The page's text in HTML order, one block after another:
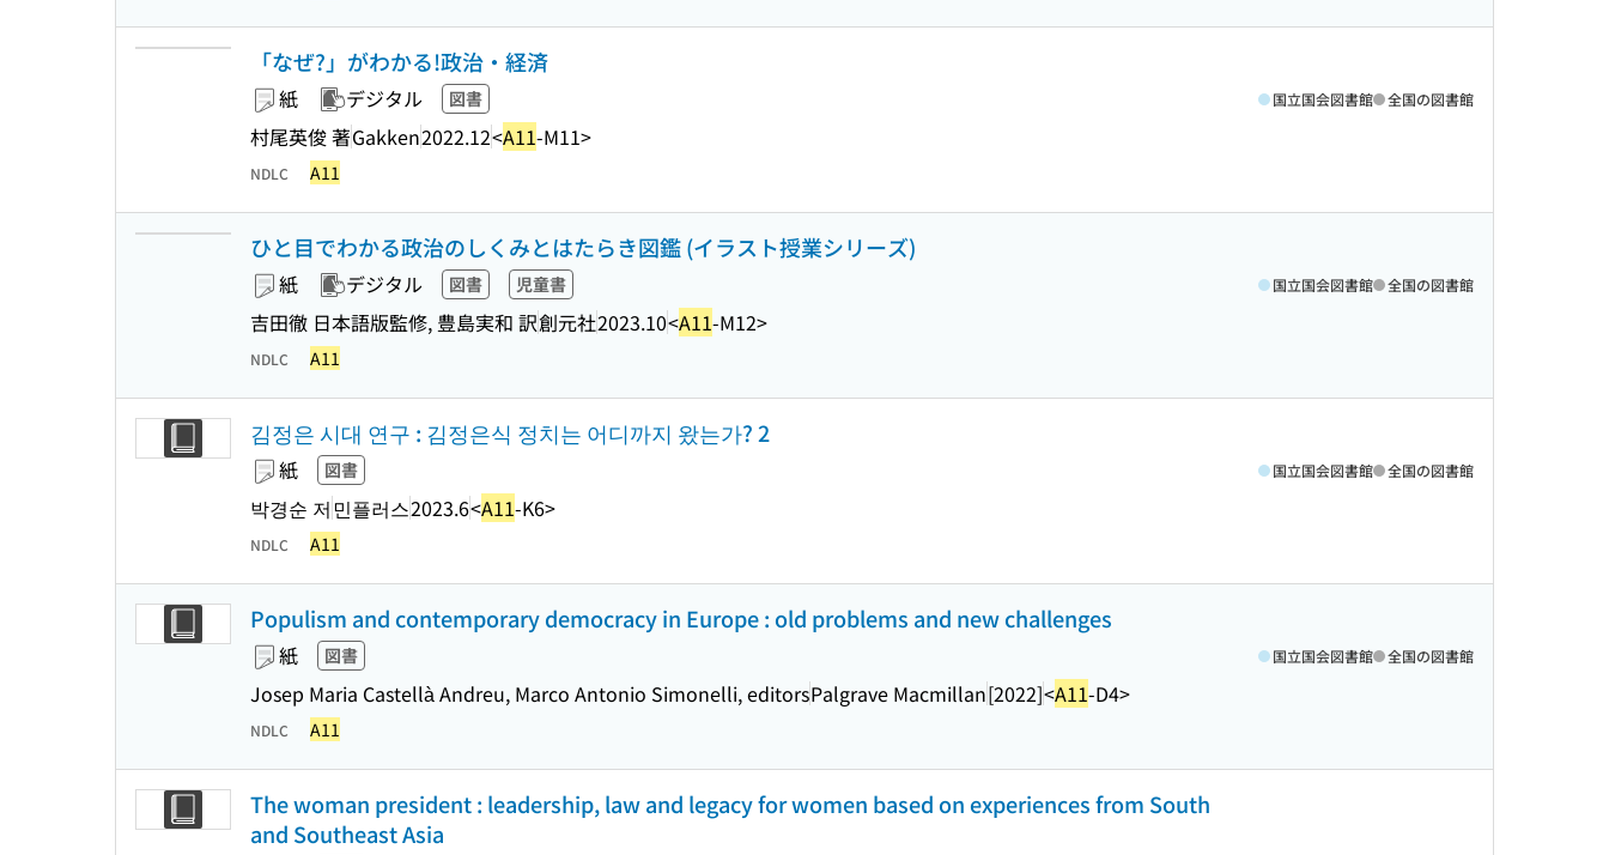
「なぜ?」がわかる!政治・経済
紙 デジタル 図書
村尾英俊 著Gakken2022.12<A11-M11>
国立国会図書館 全国の図書館
NDLC A11
ひと目でわかる政治のしくみとはたらき図鑑 (イラスト授業シリーズ)
紙 デジタル 図書 児童書
吉田徹 日本語版監修, 豊島実和 訳創元社2023.10<A11-M12>
国立国会図書館 全国の図書館
NDLC A11
김정은 시대 연구 : 김정은식 정치는 어디까지 왔는가? 2
紙 図書
박경순 저민플러스2023.6<A11-K6>
国立国会図書館 全国の図書館
NDLC A11
Populism and contemporary democracy in Europe : old problems and new challenges
紙 図書
Josep Maria Castellà Andreu, Marco Antonio Simonelli, editorsPalgrave Macmillan[2022]<A11-D4>
国立国会図書館 全国の図書館
NDLC A11
The woman president : leadership, law and legacy for women based on experiences from South
and Southeast Asia